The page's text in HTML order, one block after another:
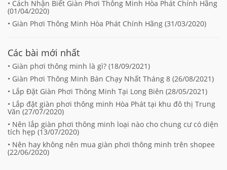
• Cách Nhận Biết Giàn Phơi Thông Minh Hòa Phát Chính Hãng
(01/04/2020)
• Giàn Phơi Thông Minh Hòa Phát Chính Hãng (31/03/2020)
Các bài mới nhất
• Giàn phơi thông minh là gì? (18/09/2021)
• Giàn Phơi Thông Minh Bán Chạy Nhất Tháng 8 (26/08/2021)
• Lắp Đặt Giàn Phơi Thông Minh Tại Long Biên (28/05/2021)
• Lắp đặt giàn phơi thông minh Hòa Phát tại khu đô thị Trung
Văn (27/07/2020)
• Nên lắp giàn phơi thông minh loại nào cho chung cư có diện
tích hẹp (13/07/2020)
• Nên hay không nên mua giàn phơi thông minh trên shopee
(22/06/2020)